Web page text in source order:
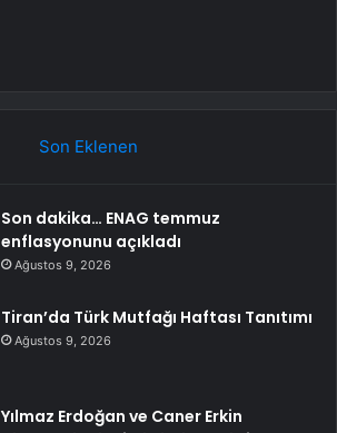
Son Eklenen
Son dakika… ENAG temmuz
enflasyonunu açıkladı
Ağustos 9, 2026
Tiran’da Türk Mutfağı Haftası Tanıtımı
Ağustos 9, 2026
Yılmaz Erdoğan ve Caner Erkin